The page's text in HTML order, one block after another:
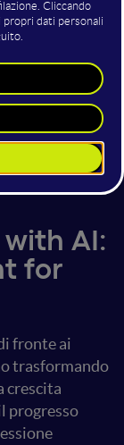
AI:
for
fronte ai
trasformando
crescita
progresso